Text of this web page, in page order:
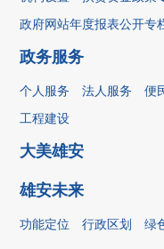
政府网站年度报表公开专
政务服务
个人服务 法人服务 便
工程建设
大美雄安
雄安未来
功能定位 行政区划 绿